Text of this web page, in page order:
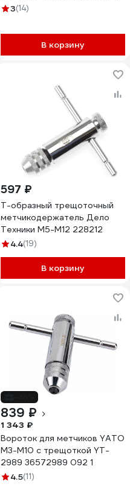
3(14)
В корзину
597 ₽
Т-образный трещоточный
метчикодержатель Дело
Техники М5-M12 228212
4.4(19)
В корзину
839 ₽
1 343 ₽
Вороток для метчиков YATO
M3-M10 с трещоткой YT-
2989 36572989 092 1
4.5(11)